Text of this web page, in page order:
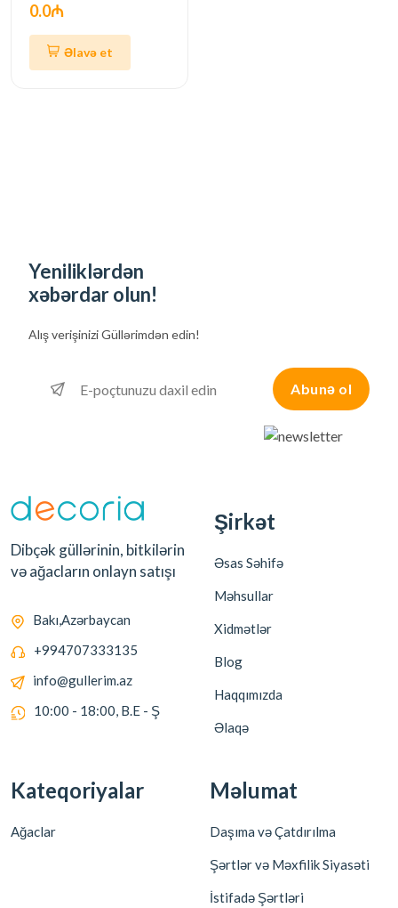
0.0₼
Əlavə et
Yeniliklərdən
xəbərdar olun!
Alış verişiniziGüllərimdən edin!
Abunə ol
Dibçək güllərinin, bitkilərin
və ağacların onlayn satışı
Bakı,Azərbaycan
+994707333135
info@gullerim.az
10:00 - 18:00, B.E - Ş
Şirkət
Əsas Səhifə
Məhsullar
Xidmətlər
Blog
Haqqımızda
Əlaqə
Kateqoriyalar
Ağaclar
Məlumat
Daşıma və Çatdırılma
Şərtlər və Məxfilik Siyasəti
İstifadə Şərtləri